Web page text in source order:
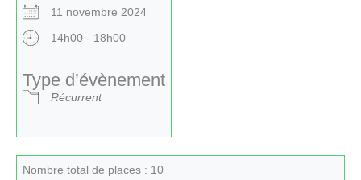
11 novembre 2024
14h00 - 18h00
Type d’évènement
Récurrent
Nombre total de places : 10